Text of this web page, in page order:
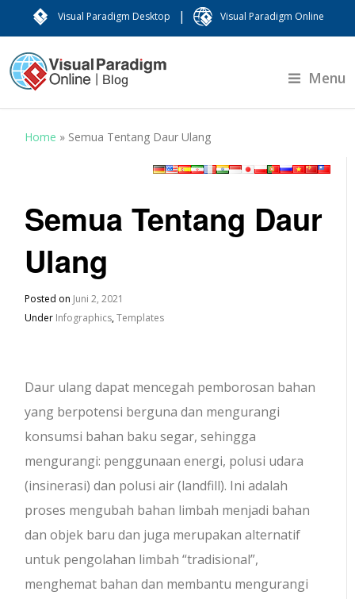
Visual Paradigm Desktop | Visual Paradigm Online
Menu
Home » Semua Tentang Daur Ulang
Semua Tentang Daur
Ulang
Posted on Juni 2, 2021
Under Infographics,Templates
Daur ulang dapat mencegah pemborosan bahan
yang berpotensi berguna dan mengurangi
konsumsi bahan baku segar, sehingga
mengurangi: penggunaan energi, polusi udara
(insinerasi) dan polusi air (landfill). Ini adalah
proses mengubah bahan limbah menjadi bahan
dan objek baru dan juga merupakan alternatif
untuk pengolahan limbah “tradisional”,
menghemat bahan dan membantu mengurangi